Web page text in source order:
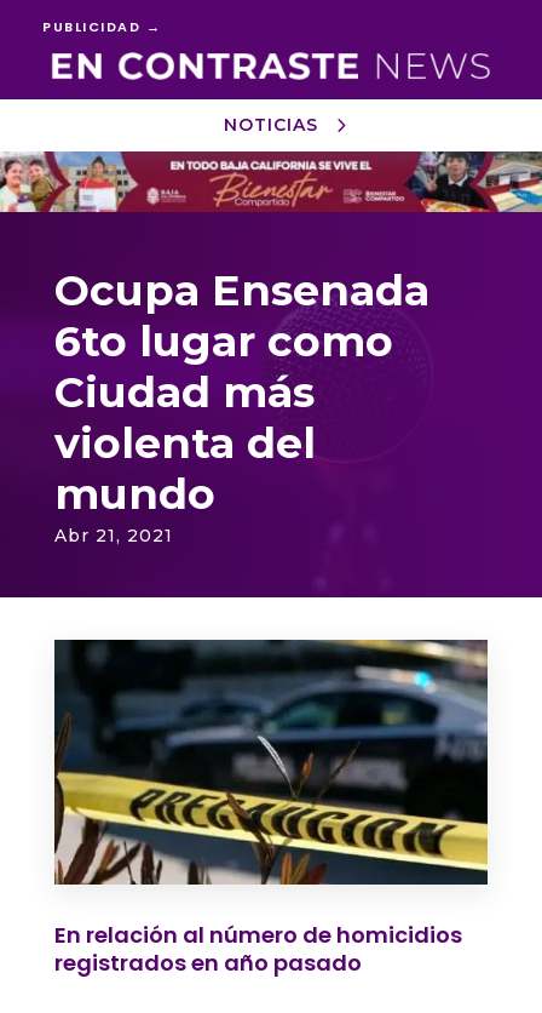
PUBLICIDAD →
NOTICIAS
Reproductor
de
vídeo
Ocupa Ensenada
6to lugar como
Ciudad más
violenta del
mundo
Abr 21, 2021
En relación al número de homicidios
registrados en año pasado